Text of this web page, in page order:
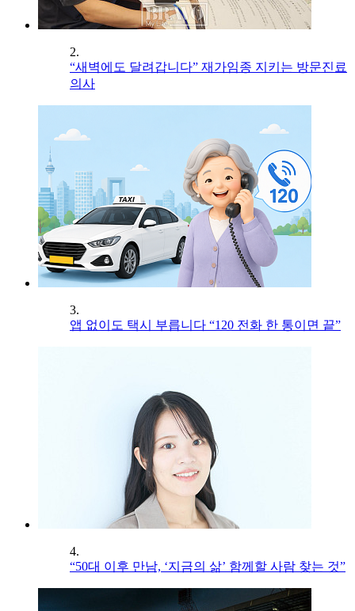
2.
“새벽에도 달려갑니다” 재가임종 지키는 방문진료
의사
3.
앱 없이도 택시 부릅니다 “120 전화 한 통이면 끝”
4.
“50대 이후 만남, ‘지금의 삶’ 함께할 사람 찾는 것”